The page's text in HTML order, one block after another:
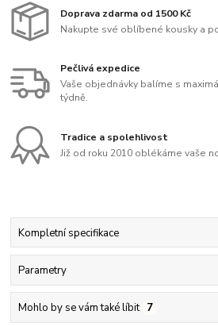
Doprava zdarma od 1500 Kč
Nakupte své oblíbené kousky a
Pečlivá expedice
Vaše objednávky balíme s
týdně.
Tradice a spolehlivost
Již od roku 2010 oblékáme vaše
Kompletní specifikace
Parametry
Mohlo by se vám také líbit 7